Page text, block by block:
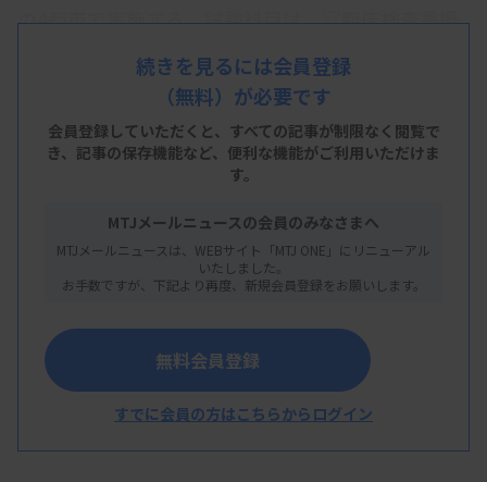
の4都市で実施する。試験科目は、▽臨床検査薬概
論、倫理、法規、制度▽添付文書、添付文書の基本
用語▽臨床検査学▽臨床検査医学―の4科目。
受験手数料は1万6000円（税込み、変更の可能性あ
り）。受験申請は2025年11月21日まで（必着）。
続きを見るには会員登録
（無料）が必要です
会員登録していただくと、すべての記事が制限なく閲覧で
き、 記事の保存機能など、便利な機能がご利用いただけま
す。
MTJメールニュースの会員のみなさまへ
MTJメールニュースは、WEBサイト「MTJ ONE」にリニューアル
いたしました。
お手数ですが、下記より再度、新規会員登録をお願いします。
無料会員登録
すでに会員の方はこちらからログイン